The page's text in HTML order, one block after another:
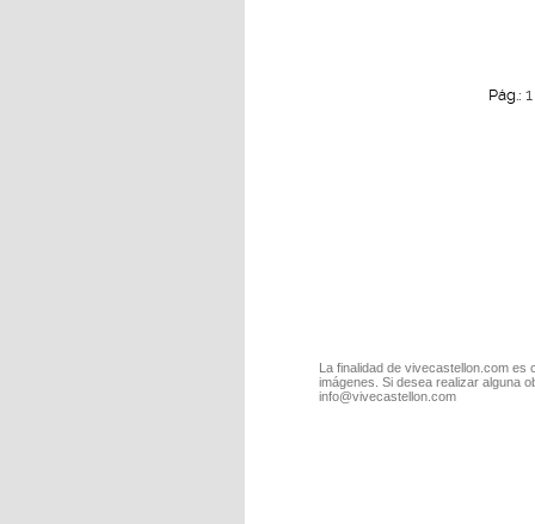
Pág.: 1
La finalidad de vivecastellon.com
imágenes. Si desea realizar alguna
info@vivecastellon.com